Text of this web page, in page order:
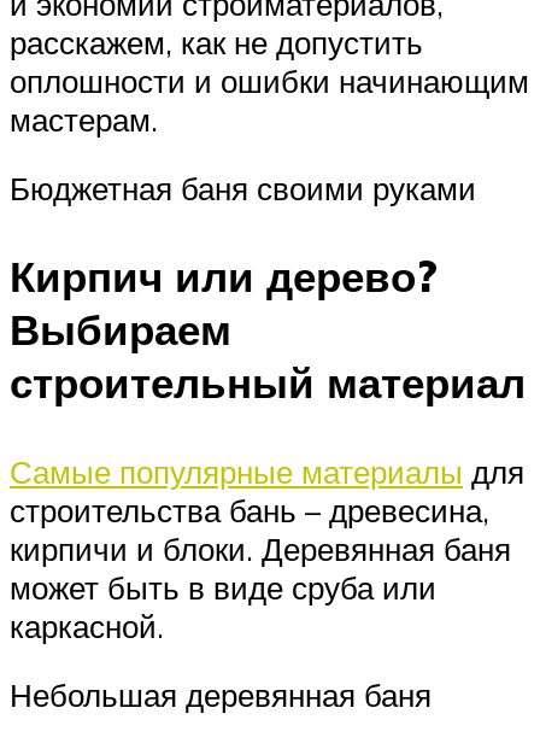
расскажем, как не допустить
оплошности и ошибки начинающим
мастерам.
Бюджетная баня своими руками
Кирпич или дерево?
Выбираем
строительный материал
Самые популярные материалы для
строительства бань – древесина,
кирпичи и блоки. Деревянная баня
может быть в виде сруба или
каркасной.
Небольшая деревянная баня